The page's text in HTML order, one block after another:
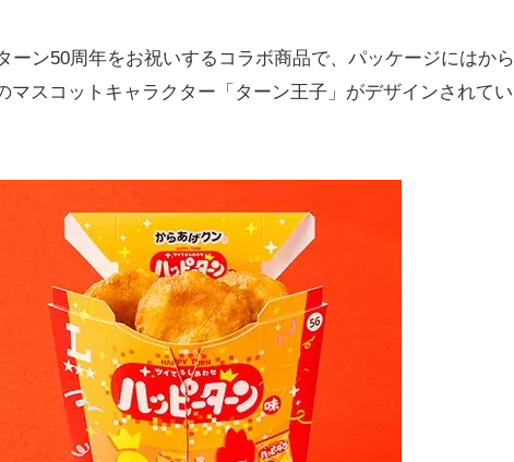
ン50周年をお祝いするコラボ商品で、パッケージにはから
マスコットキャラクター「ターン王子」がデザインされてい